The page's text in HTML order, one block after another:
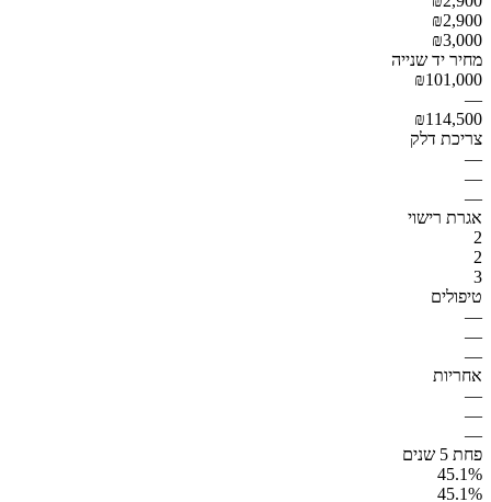
₪2,900
₪3,000
מחיר יד שנייה
₪101,000
—
₪114,500
צריכת דלק
—
—
—
אגרת רישוי
2
2
3
טיפולים
—
—
—
אחריות
—
—
—
פחת 5 שנים
45.1%
45.1%